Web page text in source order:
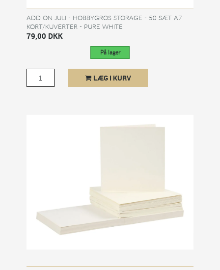
ADD ON JULI - HOBBYGROS STORAGE - 50 SÆT A7
KORT/KUVERTER - PURE WHITE
79,00 DKK
På lager
LÆG I KURV